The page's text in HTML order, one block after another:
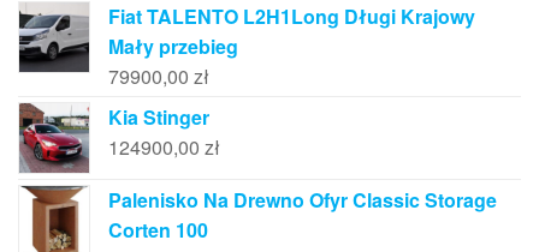
Fiat TALENTO L2H1Long Długi Krajowy
Mały przebieg
79900,00 zł
Kia Stinger
124900,00 zł
Palenisko Na Drewno Ofyr Classic Storage
Corten 100